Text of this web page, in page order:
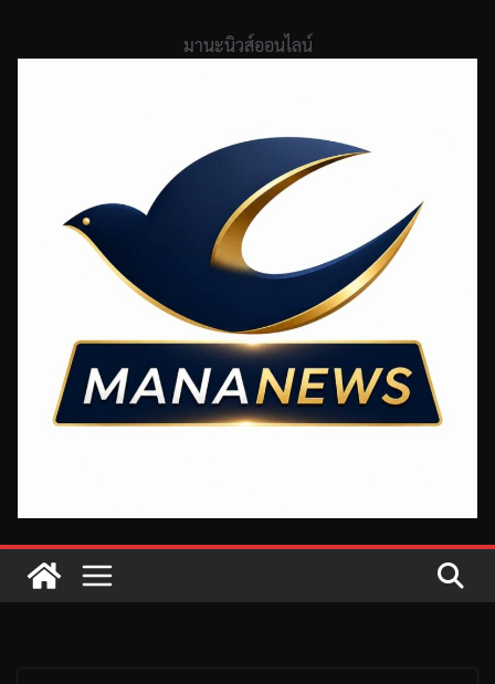
มานะนิวส์ออนไลน์